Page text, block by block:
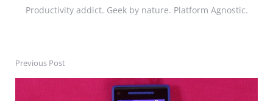
Productivity addict. Geek by nature. Platform Agnostic.
PostPrevious Post